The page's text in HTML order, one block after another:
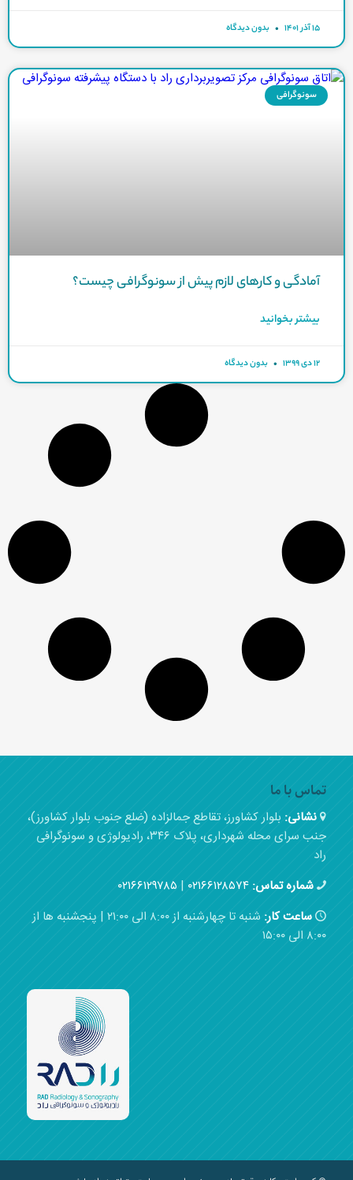
۱۵ آذر ۱۴۰۱ بدون دیدگاه
سونوگرافی
آمادگی و کارهای لازم پیش از سونوگرافی چیست؟
بیشتر بخوانید
۱۲ دی ۱۳۹۹ بدون دیدگاه
تماس با ما
نشانی: بلوار کشاورز، تقاطع جمالزاده (ضلع جنوب بلوار کشاورز)،
جنب سرای محله شهرداری، پلاک ۳۴۶، رادیولوژی و سونوگرافی
راد
شماره تماس: ۰۲۱۶۶۱۲۸۵۷۴ | ۰۲۱۶۶۱۲۹۷۸۵
ساعت کار:
شنبه تا چهارشنبه از ۸:۰۰ الی ۲۱:۰۰ | پنجشنبه ها از
۸:۰۰ الی ۱۵:۰۰